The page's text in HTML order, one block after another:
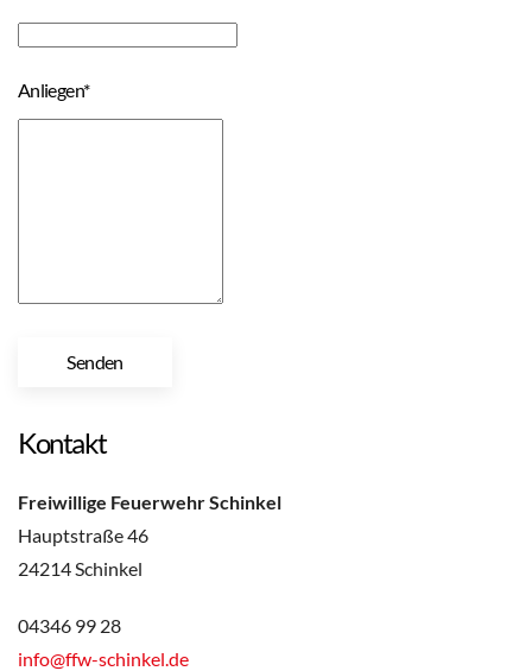
Anliegen*
Kontakt
Freiwillige Feuerwehr Schinkel
Hauptstraße 46
24214 Schinkel
04346 99 28
info@ffw-schinkel.de